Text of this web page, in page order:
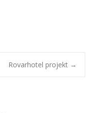
Rovarhotel projekt →